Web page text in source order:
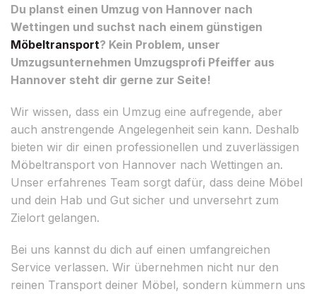
Du planst einen Umzug von Hannover nach
Wettingen und suchst nach einem günstigen
Möbeltransport? Kein Problem, unser
Umzugsunternehmen Umzugsprofi Pfeiffer aus
Hannover steht dir gerne zur Seite!
Wir wissen, dass ein Umzug eine aufregende, aber
auch anstrengende Angelegenheit sein kann. Deshalb
bieten wir dir einen professionellen und zuverlässigen
Möbeltransport von Hannover nach Wettingen an.
Unser erfahrenes Team sorgt dafür, dass deine Möbel
und dein Hab und Gut sicher und unversehrt zum
Zielort gelangen.
Bei uns kannst du dich auf einen umfangreichen
Service verlassen. Wir übernehmen nicht nur den
reinen Transport deiner Möbel, sondern kümmern uns